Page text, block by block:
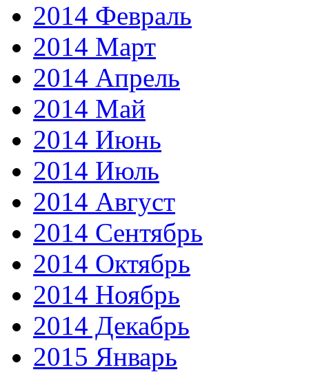
2014 Февраль
2014 Март
2014 Апрель
2014 Май
2014 Июнь
2014 Июль
2014 Август
2014 Сентябрь
2014 Октябрь
2014 Ноябрь
2014 Декабрь
2015 Январь